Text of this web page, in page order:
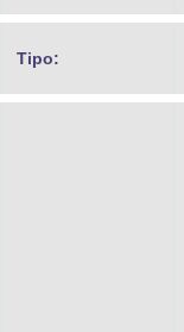
Tipo: